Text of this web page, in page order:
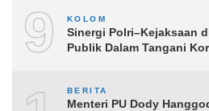
9 KOLOM
Sinergi Polri–Kejaksaan
Publik Dalam Tangani
BERITA
Menteri PU Dody